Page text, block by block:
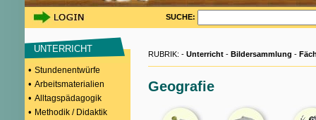
SUCHE:
UNTERRICHT
• Stundenentwürfe
• Arbeitsmaterialien
• Alltagspädagogik
• Methodik / Didaktik
RUBRIK: - Unterricht - Bildersammlung -
Geografie